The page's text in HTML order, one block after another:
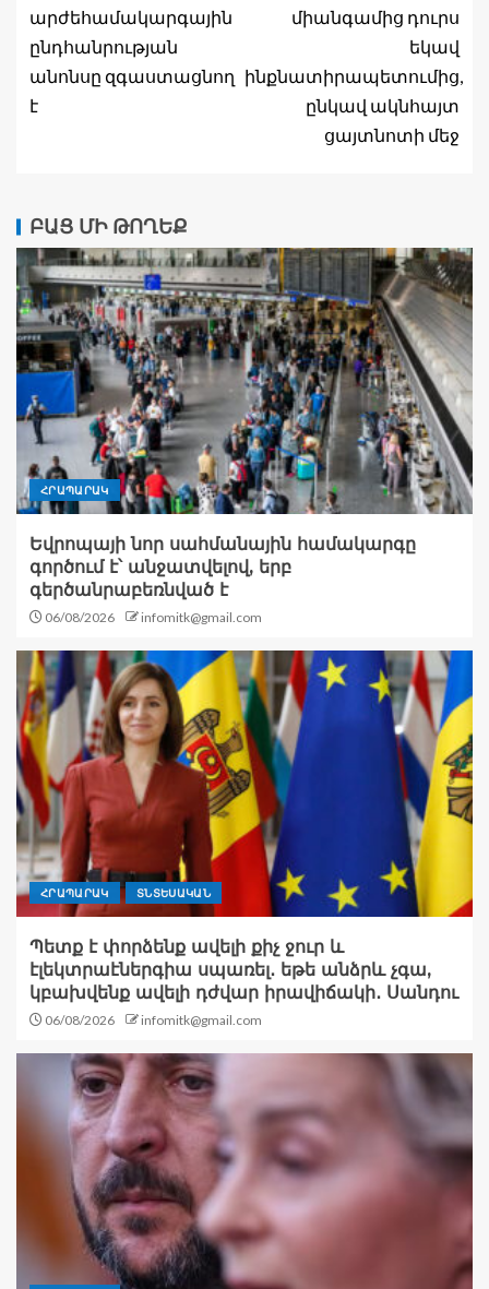
արժեհամակարգային
ընդհանրության
անոնսը զգաստացնող
է
միանգամից դուրս
եկավ
ինքնատիրապետումից,
ընկավ ակնհայտ
ցայտնոտի մեջ
ԲԱՑ ՄԻ ԹՈՂԵՔ
ՀՐԱՊԱՐԱԿ
Եվրոպայի նոր սահմանային համակարգը
գործում է՝ անջատվելով, երբ
գերծանրաբեռնված է
06/08/2026 infomitk@gmail.com
ՀՐԱՊԱՐԱԿ ՏՆՏԵՍԱԿԱՆ
Պետք է փորձենք ավելի քիչ ջուր և
էլեկտրաէներգիա սպառել․ եթե անձրև չգա,
կբախվենք ավելի դժվար իրավիճակի․ Սանդու
06/08/2026 infomitk@gmail.com